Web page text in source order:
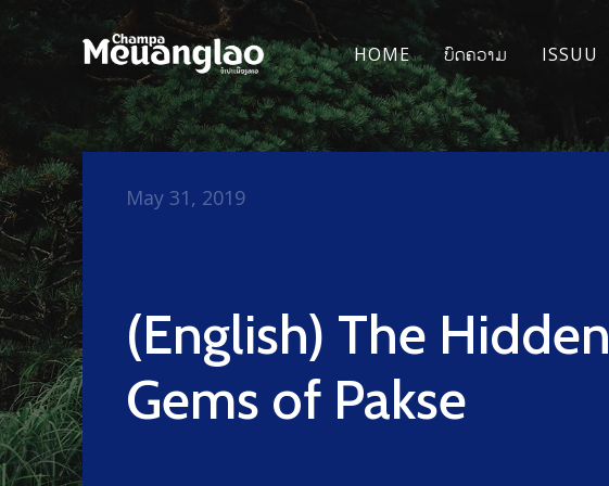
HOME ບົດຄວາມ ISSUU
(English) The Hidden
Gems of Pakse
May 31, 2019